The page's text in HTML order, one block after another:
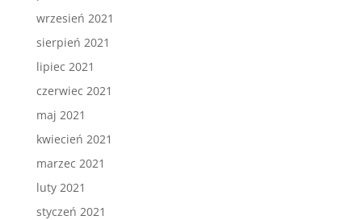
wrzesień 2021
sierpień 2021
lipiec 2021
czerwiec 2021
maj 2021
kwiecień 2021
marzec 2021
luty 2021
styczeń 2021